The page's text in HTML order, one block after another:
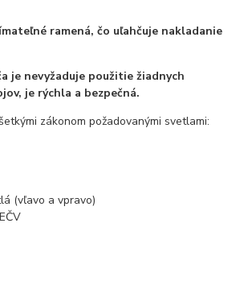
ramená, čo uľahčuje nakladanie
je nevyžaduje použitie žiadnych
je rýchla a bezpečná.
zákonom požadovanými svetlami:
(vľavo a vpravo)